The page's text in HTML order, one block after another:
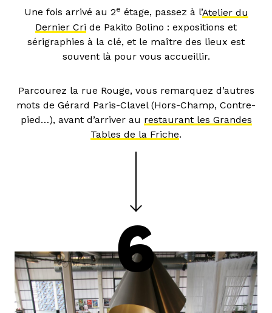
Une fois arrivé au 2e étage, passez à l’Atelier du
Dernier Cri de Pakito Bolino : expositions et
sérigraphies à la clé, et le maître des lieux est
souvent là pour vous accueillir.
Parcourez la rue Rouge, vous remarquez d’autres
mots de Gérard Paris-Clavel (Hors-Champ, Contre-
pied…), avant d’arriver au restaurant les Grandes
Tables de la Friche.
6